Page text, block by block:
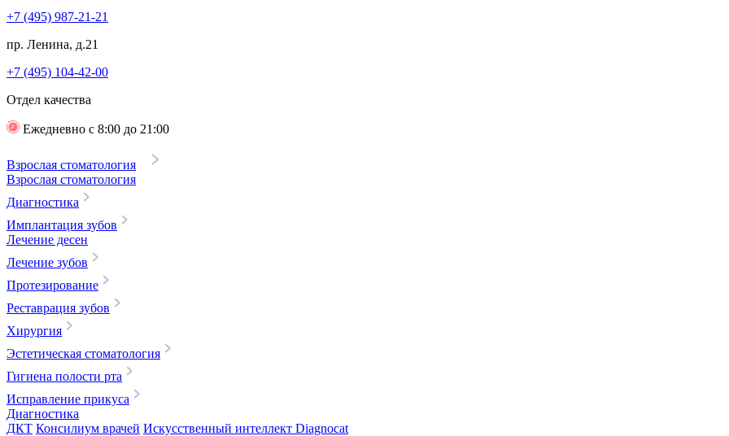
+7 (495) 987-21-21
пр. Ленина, д.21
+7 (495) 104-42-00
Отдел качества
Ежедневно с 8:00 до 21:00
Взрослая стоматология
Взрослая стоматология
Диагностика
Имплантация зубов
Лечение десен
Лечение зубов
Протезирование
Реставрация зубов
Хирургия
Эстетическая стоматология
Гигиена полости рта
Исправление прикуса
Диагностика
ДКТ Консилиум врачей Искусственный интеллект Diagnocat